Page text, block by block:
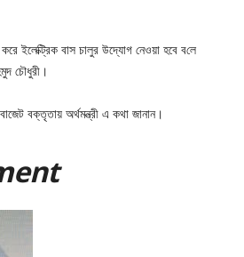
ইলেক্ট্রিক বাস চালুর উদ্যোগ নেওয়া হবে ব‌লে
চৌধুরী।
বক্তৃতায় অর্থমন্ত্রী এ কথা জানান।
t